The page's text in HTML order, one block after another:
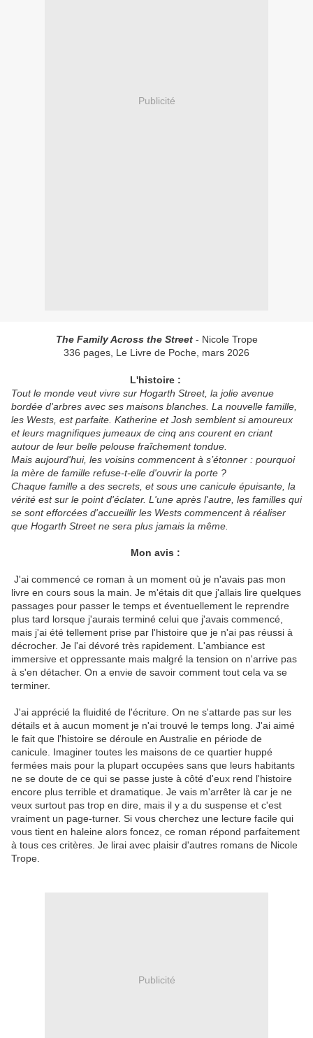
Publicité
The Family Across the Street - Nicole Trope
336 pages, Le Livre de Poche, mars 2026
L'histoire :
Tout le monde veut vivre sur Hogarth Street, la jolie avenue
bordée d'arbres avec ses maisons blanches. La nouvelle famille,
les Wests, est parfaite. Katherine et Josh semblent si amoureux
et leurs magnifiques jumeaux de cinq ans courent en criant
autour de leur belle pelouse fraîchement tondue.
Mais aujourd'hui, les voisins commencent à s’étonner : pourquoi
la mère de famille refuse-t-elle d'ouvrir la porte ?
Chaque famille a des secrets, et sous une canicule épuisante, la
vérité est sur le point d'éclater. L'une après l'autre, les familles qui
se sont efforcées d'accueillir les Wests commencent à réaliser
que Hogarth Street ne sera plus jamais la même.
Mon avis :
J'ai commencé ce roman à un moment où je n'avais pas mon
livre en cours sous la main. Je m'étais dit que j'allais lire quelques
passages pour passer le temps et éventuellement le reprendre
plus tard lorsque j'aurais terminé celui que j'avais commencé,
mais j'ai été tellement prise par l'histoire que je n'ai pas réussi à
décrocher. Je l'ai dévoré très rapidement. L'ambiance est
immersive et oppressante mais malgré la tension on n'arrive pas
à s'en détacher. On a envie de savoir comment tout cela va se
terminer.
J'ai apprécié la fluidité de l'écriture. On ne s'attarde pas sur les
détails et à aucun moment je n'ai trouvé le temps long. J'ai aimé
le fait que l'histoire se déroule en Australie en période de
canicule. Imaginer toutes les maisons de ce quartier huppé
fermées mais pour la plupart occupées sans que leurs habitants
ne se doute de ce qui se passe juste à côté d'eux rend l'histoire
encore plus terrible et dramatique. Je vais m'arrêter là car je ne
veux surtout pas trop en dire, mais il y a du suspense et c'est
vraiment un page-turner. Si vous cherchez une lecture facile qui
vous tient en haleine alors foncez, ce roman répond parfaitement
à tous ces critères. Je lirai avec plaisir d'autres romans de Nicole
Trope.
Publicité